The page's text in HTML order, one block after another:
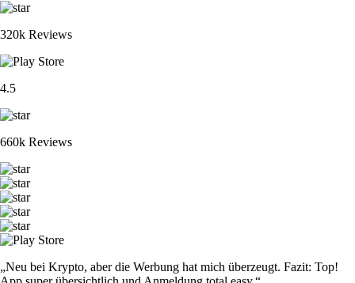
320k Reviews
4.5
660k Reviews
„Neu bei Krypto, aber die Werbung hat mich überzeugt. Fazit: Top!